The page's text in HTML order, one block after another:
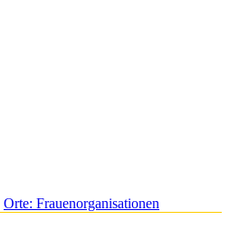
Orte: Frauenorganisationen